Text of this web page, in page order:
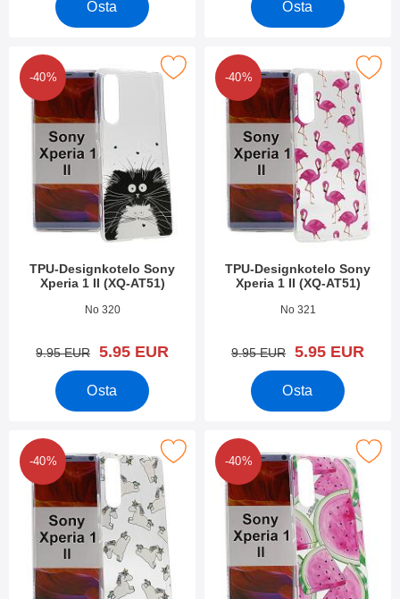
Osta Osta
-40%
TPU-Designkotelo Sony
Xperia 1 II (XQ-AT51)
Tuote.nro 36706
No 320
vanha hinta
9.95 EUR uusi hinta
5.95 EUR
Osta
tPU-Designkotelo Sony Xperia 1 II (XQ-AT51) suosikiksi
-40%
TPU-Designkotelo Sony
Xperia 1 II (XQ-AT51)
Tuote.nro 36705
No 321
vanha hinta
9.95 EUR uusi hinta
5.95 EUR
Osta
Merkitse tPU-Designkotelo Sony
-40%
tPU-Designkotelo Sony Xperia 1 II (XQ-AT51) suosikiksi
-40%
Merkitse tPU-Designkotelo Sony